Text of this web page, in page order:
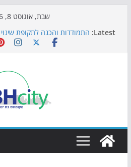
שבת, אוגוסט 8, 2026
Latest: התמודדות והכנה לתקופת שינוי
אי ההרפתקאות ממשיך לכבוש
כדורגל באווירה מיוחדת:
הקיץ של בני הנוער בבת־ים:
בטוח בשעות הערב